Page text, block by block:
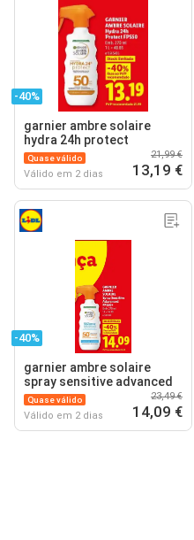
-40%
garnier ambre solaire
hydra 24h protect
Quase válido
Válido em 2 dias
21,99 €
13,19 €
-40%
garnier ambre solaire
spray sensitive advanced
Quase válido
Válido em 2 dias
23,49 €
14,09 €